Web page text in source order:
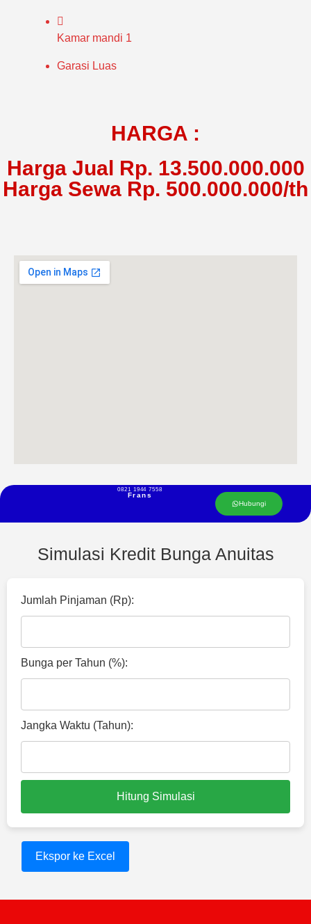
Kamar mandi 1
Garasi Luas
HARGA :
Harga Jual Rp. 13.500.000.000
Harga Sewa Rp. 500.000.000/th
Frans
0821 1944 7558
Hubungi
Simulasi Kredit Bunga Anuitas
Jumlah Pinjaman (Rp):
Bunga per Tahun (%):
Jangka Waktu (Tahun):
Hitung Simulasi
Ekspor ke Excel